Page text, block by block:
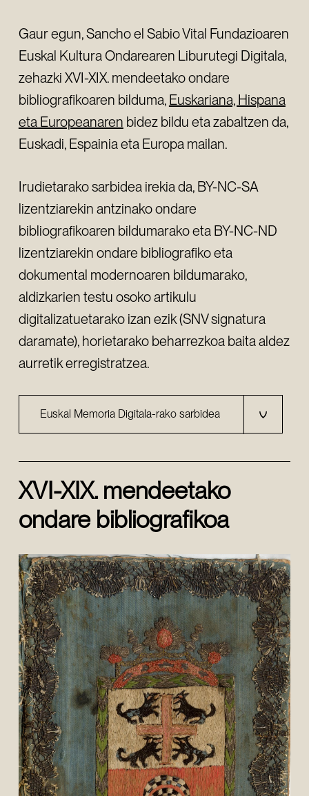
Gaur egun, Sancho el Sabio Vital Fundazioaren
Euskal Kultura Ondarearen Liburutegi Digitala,
zehazki XVI-XIX. mendeetako ondare
bibliografikoaren bilduma, Euskariana, Hispana
eta Europeanaren bidez bildu eta zabaltzen da,
Euskadi, Espainia eta Europa mailan.
Irudietarako sarbidea irekia da, BY-NC-SA
lizentziarekin antzinako ondare
bibliografikoaren bildumarako eta BY-NC-ND
lizentziarekin ondare bibliografiko eta
dokumental modernoaren bildumarako,
aldizkarien testu osoko artikulu
digitalizatuetarako izan ezik (SNV signatura
daramate), horietarako beharrezkoa baita aldez
aurretik erregistratzea.
Euskal Memoria Digitala-rako sarbidea
XVI-XIX. mendeetako
ondare bibliografikoa